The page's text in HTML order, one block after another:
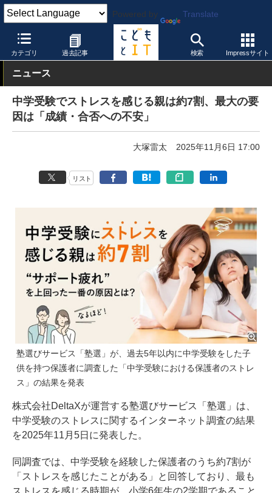
Powered by Translate
カテゴリ 過去記事 検索 Impressサイト
こどもとIT 教育情報・データ
ニュース
中学受験でストレスを感じる親は約7割、最大の要
因は「成績・合否への不安」
大塚雷太 2025年11月6日 17:00
リスト
塾選びサービス「塾選」が、過去5年以内に中学受験をした子
供を持つ保護者に調査した「中学受験における保護者のストレ
ス」の結果を発表
株式会社DeltaXが運営する塾選びサービス「塾選」は、
中学受験のストレスに関するインターネット調査の結果
を2025年11月5日に発表した。
同調査では、中学受験を経験した保護者のうち約7割が
「ストレスを感じたことがある」と回答しており、最も
ストレスを感じる時期が、小学6年生の2学期であること